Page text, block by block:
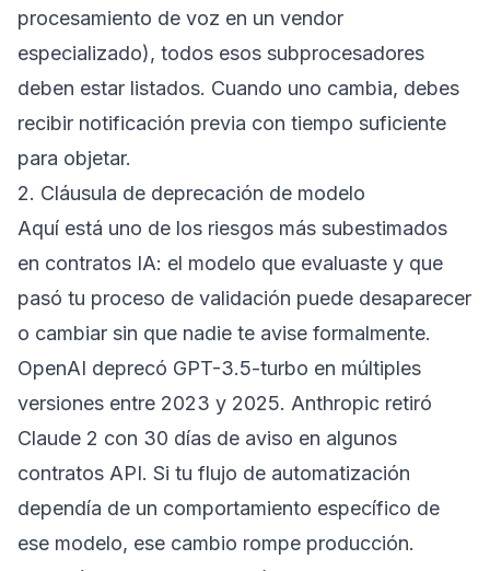
procesamiento de voz en un vendor
especializado), todos esos subprocesadores
deben estar listados. Cuando uno cambia, debes
recibir notificación previa con tiempo suficiente
para objetar.
2. Cláusula de deprecación de modelo
Aquí está uno de los riesgos más subestimados
en contratos IA: el modelo que evaluaste y que
pasó tu proceso de validación puede desaparecer
o cambiar sin que nadie te avise formalmente.
OpenAI deprecó GPT-3.5-turbo en múltiples
versiones entre 2023 y 2025. Anthropic retiró
Claude 2 con 30 días de aviso en algunos
contratos API. Si tu flujo de automatización
dependía de un comportamiento específico de
ese modelo, ese cambio rompe producción.